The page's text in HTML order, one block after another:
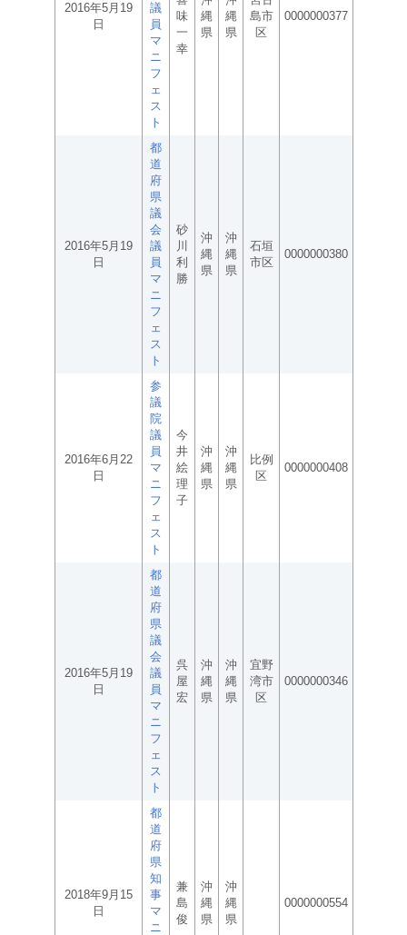
2016年5月19
日
議
員
マ
ニ
フ
ェ
ス
ト
味
一
幸
縄
県
縄
県
島市
区
0000000377
2016年5月19
日
都
道
府
県
議
会
議
員
マ
ニ
フ
ェ
ス
ト
砂
川
利
勝
沖
縄
県
沖
縄
県
石垣
市区
0000000380
2016年6月22
日
参
議
院
議
員
マ
ニ
フ
ェ
ス
ト
今
井
絵
理
子
沖
縄
県
沖
縄
県
比例
区
0000000408
2016年5月19
日
都
道
府
県
議
会
議
員
マ
ニ
フ
ェ
ス
ト
呉
屋
宏
沖
縄
県
沖
縄
県
宜野
湾市
区
0000000346
2018年9月15
日
都
道
府
県
知
事
マ
ニ
兼
島
俊
沖
縄
県
沖
縄
県
0000000554